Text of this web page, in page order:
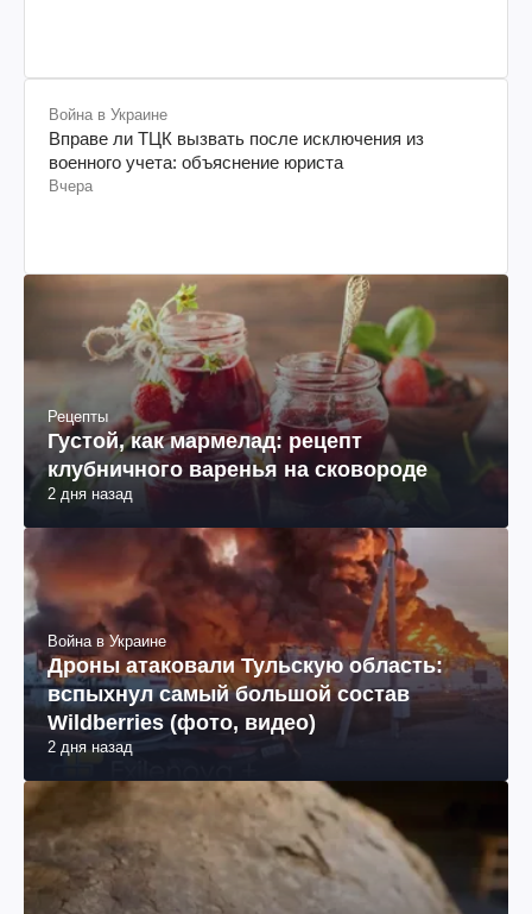
Война в Украине
Вправе ли ТЦК вызвать после исключения из
военного учета: объяснение юриста
Вчера
Рецепты
Густой, как мармелад: рецепт
клубничного варенья на сковороде
2 дня назад
Война в Украине
Дроны атаковали Тульскую область:
вспыхнул самый большой состав
Wildberries (фото, видео)
2 дня назад